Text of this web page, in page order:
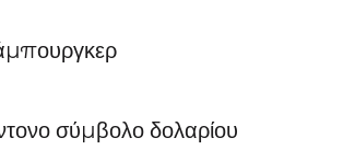
σύμβολο δολαρίου